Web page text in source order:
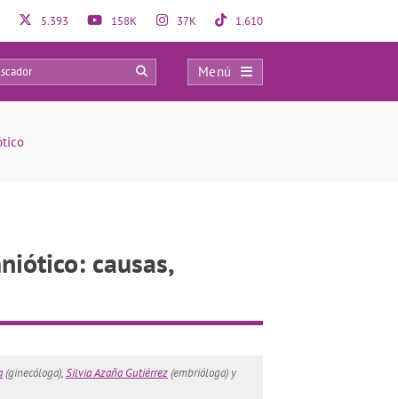
5.393 158K 37K 1.610
Menú
203
causas,
(ginecóloga),Silvia Azaña Gutiérrez(embrióloga) y